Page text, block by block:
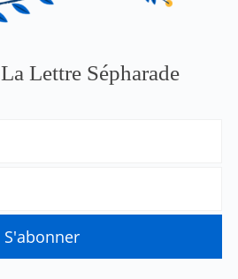
Lettre Sépharade